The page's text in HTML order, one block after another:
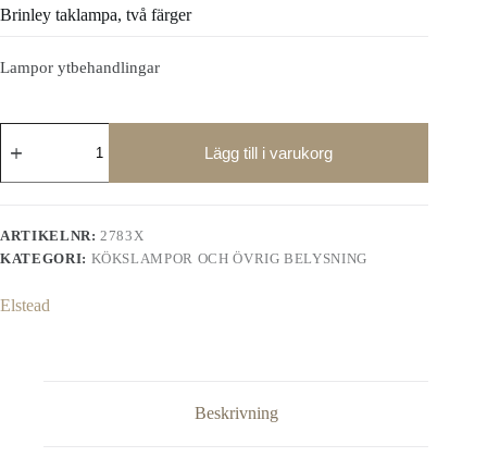
Brinley taklampa, två färger
Lampor ytbehandlingar
taklampa,
färger
Lägg till i varukorg
ARTIKELNR: 2783X
KATEGORI: KÖKSLAMPOR OCH ÖVRIG BELYSNING
Elstead
Beskrivning